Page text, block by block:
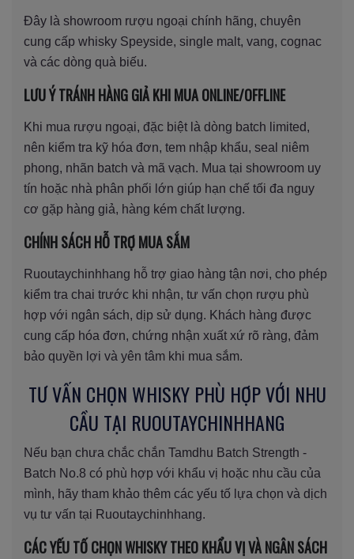
Đây là showroom rượu ngoại chính hãng, chuyên
cung cấp whisky Speyside, single malt, vang, cognac
và các dòng quà biếu.
LƯU Ý TRÁNH HÀNG GIẢ KHI MUA ONLINE/OFFLINE
Khi mua rượu ngoại, đặc biệt là dòng batch limited,
nên kiểm tra kỹ hóa đơn, tem nhập khẩu, seal niêm
phong, nhãn batch và mã vạch. Mua tại showroom uy
tín hoặc nhà phân phối lớn giúp hạn chế tối đa nguy
cơ gặp hàng giả, hàng kém chất lượng.
CHÍNH SÁCH HỖ TRỢ MUA SẮM
Ruoutaychinhhang hỗ trợ giao hàng tận nơi, cho phép
kiểm tra chai trước khi nhận, tư vấn chọn rượu phù
hợp với ngân sách, dịp sử dụng. Khách hàng được
cung cấp hóa đơn, chứng nhận xuất xứ rõ ràng, đảm
bảo quyền lợi và yên tâm khi mua sắm.
TƯ VẤN CHỌN WHISKY PHÙ HỢP VỚI NHU
CẦU TẠI RUOUTAYCHINHHANG
Nếu bạn chưa chắc chắn Tamdhu Batch Strength -
Batch No.8 có phù hợp với khẩu vị hoặc nhu cầu của
mình, hãy tham khảo thêm các yếu tố lựa chọn và dịch
vụ tư vấn tại Ruoutaychinhhang.
CÁC YẾU TỐ CHỌN WHISKY THEO KHẨU VỊ VÀ NGÂN SÁCH